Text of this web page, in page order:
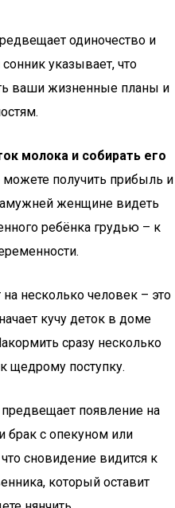
одиночество и
указывает, что
ваши жизненные планы и
молока и собирать его
получить прибыль и
женщине видеть
ребёнка грудью – к
несколько человек – это
кучу деток в доме
сразу несколько
щедрому поступку.
появление на
брак с опекуном или
сновидение видится к
который оставит